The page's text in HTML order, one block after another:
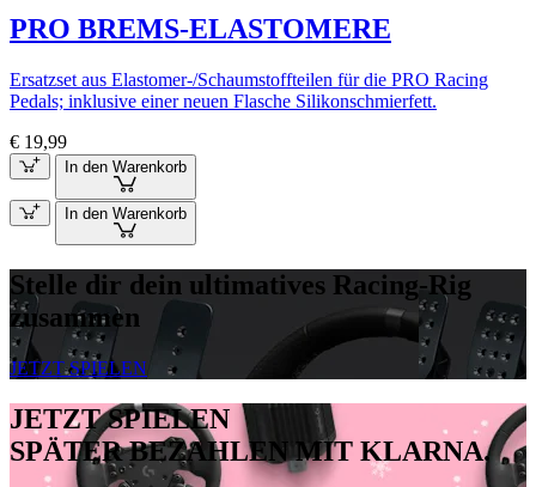
PRO BREMS-ELASTOMERE
Ersatzset aus Elastomer-/Schaumstoffteilen für die PRO Racing
Pedals; inklusive einer neuen Flasche Silikonschmierfett.
€ 19,99
In den Warenkorb
In den Warenkorb
Stelle dir dein ultimatives Racing-Rig
zusammen
JETZT SPIELEN
JETZT SPIELEN
SPÄTER BEZAHLEN MIT KLARNA.